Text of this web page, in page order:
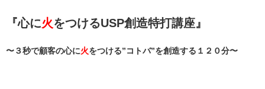
『心に火をつけるUSP創造特打講座』
〜３秒で顧客の心に火をつける”コトバ”を創造する１２０分〜